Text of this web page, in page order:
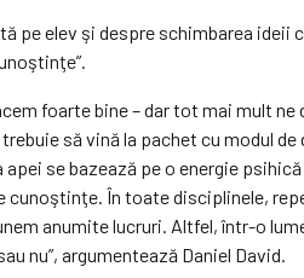
pe elev şi despre schimbarea
foarte bine – dar tot mai mult ne
să vină la pachet cu modul
se bazează pe o energie
În toate disciplinele,
anumite lucruri. Altfel, într-o
nu”, argumentează Daniel David.